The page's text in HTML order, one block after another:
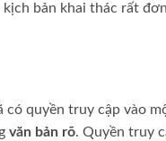
bản khai thác rất
có quyền truy cập vào
văn bản rõ. Quyền truy